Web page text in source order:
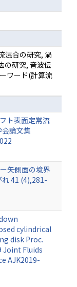
混合の研究, 渦
の研究, 音波伝
ワード(計算流
ト表面定常流
論文集
矢側面の境界
41 (4),281-
cylindrical
disk Proc.
Joint Fluids
AJK2019-